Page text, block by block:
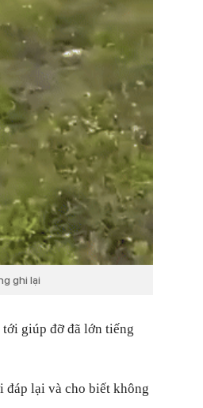
ghi lại
giúp đỡ đã lớn tiếng
đáp lại và cho biết không